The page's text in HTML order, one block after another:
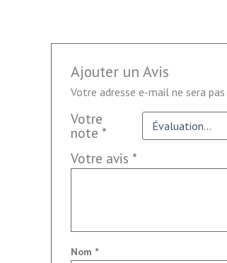
Ajouter un Avis
Votre adresse e-mail ne sera pas
Votre
note *
Votre avis *
Nom *